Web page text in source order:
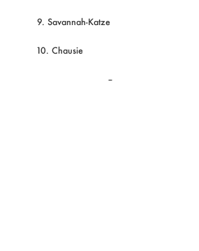
9. Savannah-Katze
10. Chausie
–